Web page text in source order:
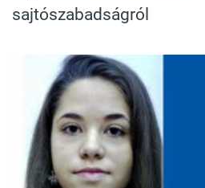
sajtószabadságról